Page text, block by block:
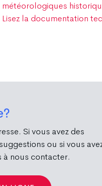
météorologiques
Lisez la documentation
Si vous avez des
ou si vous
à nous contacter.